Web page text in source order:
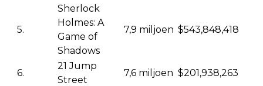
5.
Sherlock
Holmes: A
Game of
Shadows
7,9 miljoen $543,848,418
6.
21 Jump
Street
7,6 miljoen $201,938,263